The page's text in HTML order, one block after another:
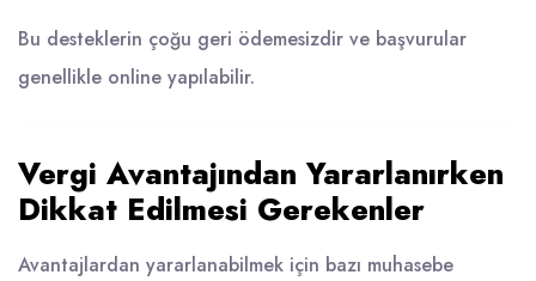
Bu desteklerin çoğu geri ödemesizdir ve başvurular
genellikle online yapılabilir.
Vergi Avantajından Yararlanırken
Dikkat Edilmesi Gerekenler
Avantajlardan yararlanabilmek için bazı muhasebe